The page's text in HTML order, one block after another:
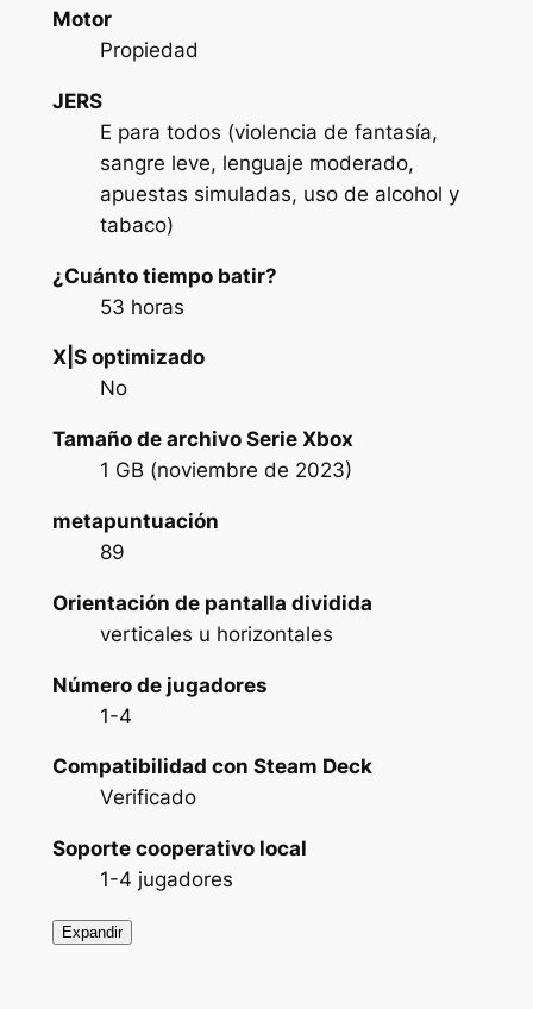
Motor
Propiedad
JERS
E para todos (violencia de fantasía,
sangre leve, lenguaje moderado,
apuestas simuladas, uso de alcohol y
tabaco)
¿Cuánto tiempo batir?
53 horas
X|S optimizado
No
Tamaño de archivo Serie Xbox
1 GB (noviembre de 2023)
metapuntuación
89
Orientación de pantalla dividida
verticales u horizontales
Número de jugadores
1-4
Compatibilidad con Steam Deck
Verificado
Soporte cooperativo local
1-4 jugadores
Expandir